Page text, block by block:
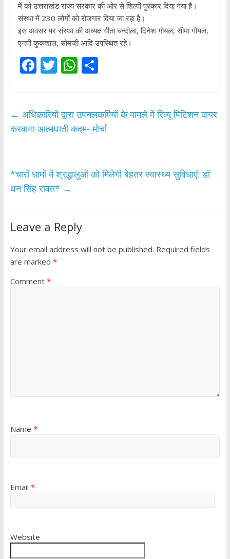
में को उत्तराखंड राज्य सरकार की ओर से शिल्पी पुस्कार दिया गया है।
संस्था में 230 लोगों को रोजगार दिया जा रहा है।
इस अवसर पर संस्था की अध्यक्ष गीता चन्दोला, दिनेश गोयल, सीमा गोयल,
एनपी कुकशाल, सोमजी आदि उपस्थित रहे।
F
b
o
k
T
er
W
s
A
p
S
e
← अधिकारियों द्वारा उपनलकर्मियों के मामले में रिव्यू पिटिशन दायर
करवाना आत्मघाती कदम- मोर्चा
*चारों धामों में श्रद्धालुओं को मिलेगी बेहतर स्वास्थ्य सुविधाएं: डॉ
धन सिंह रावत* →
Leave a Reply
Your email address will not be published. Required fields
are marked *
Comment *
Name *
Email *
Website